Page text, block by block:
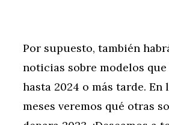
Por supuesto, también
noticias sobre modelos
hasta 2024 o más tarde. En
meses veremos qué otras